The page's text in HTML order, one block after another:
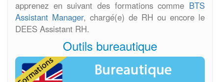
apprenez en suivant des formations comme BTS
Assistant Manager, chargé(e) de RH ou encore le
DEES Assistant RH.
Outils bureautique